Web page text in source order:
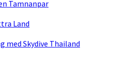
Tamnanpar
Land
med Skydive Thailand